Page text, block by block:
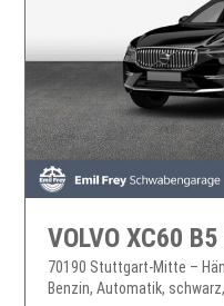
70190 Stuttgart-Mitte –
Benzin, Automatik, schwarz,